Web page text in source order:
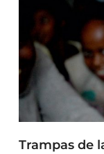
Trampas de